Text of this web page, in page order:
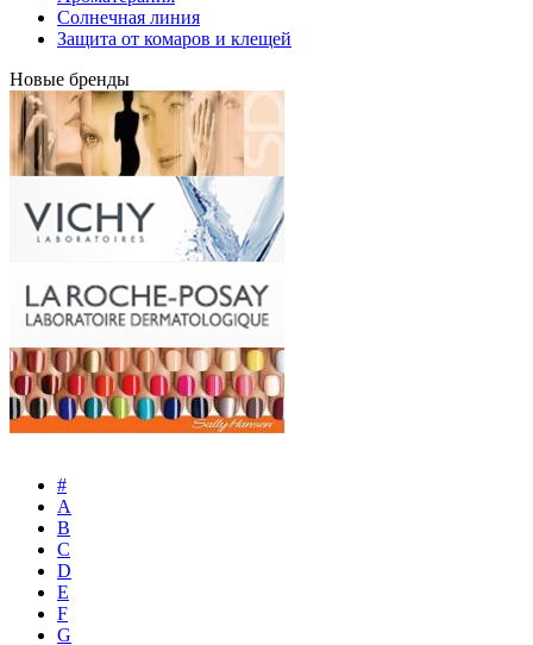
Солнечная линия
Защита от комаров и клещей
Новые бренды
#
A
B
C
D
E
F
G